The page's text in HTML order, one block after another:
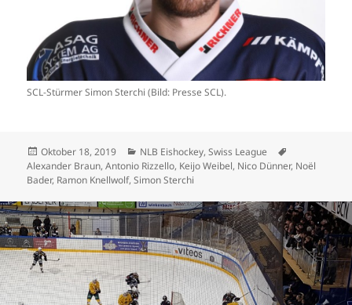
SCL-Stürmer Simon Sterchi (Bild: Presse SCL).
Veröffentlicht
am
Oktober 18, 2019 Kategorien
NLB Eishockey,Swiss League
Alexander Braun,Antonio Rizzello, Keijo Weibel, Nico Dünner, Noël
Bader, Ramon Knellwolf,Simon Sterchi